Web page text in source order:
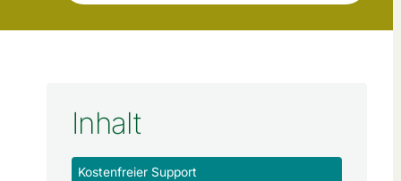
Inhalt
Kostenfreier Support